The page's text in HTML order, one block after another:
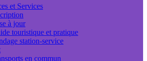
et Services
à jour
touristique et pratique
station-service
en commun